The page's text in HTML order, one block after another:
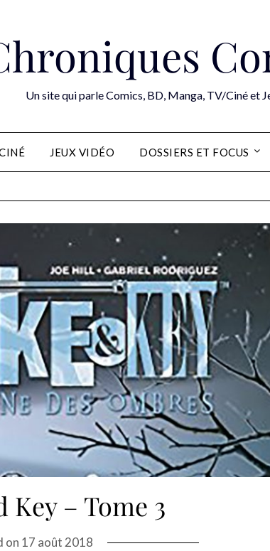
Un site qui parle Comics, BD, Manga, TV/Ciné et
JEUX VIDÉO DOSSIERS ET FOCUS
Key – Tome 3
on 17 août 2018